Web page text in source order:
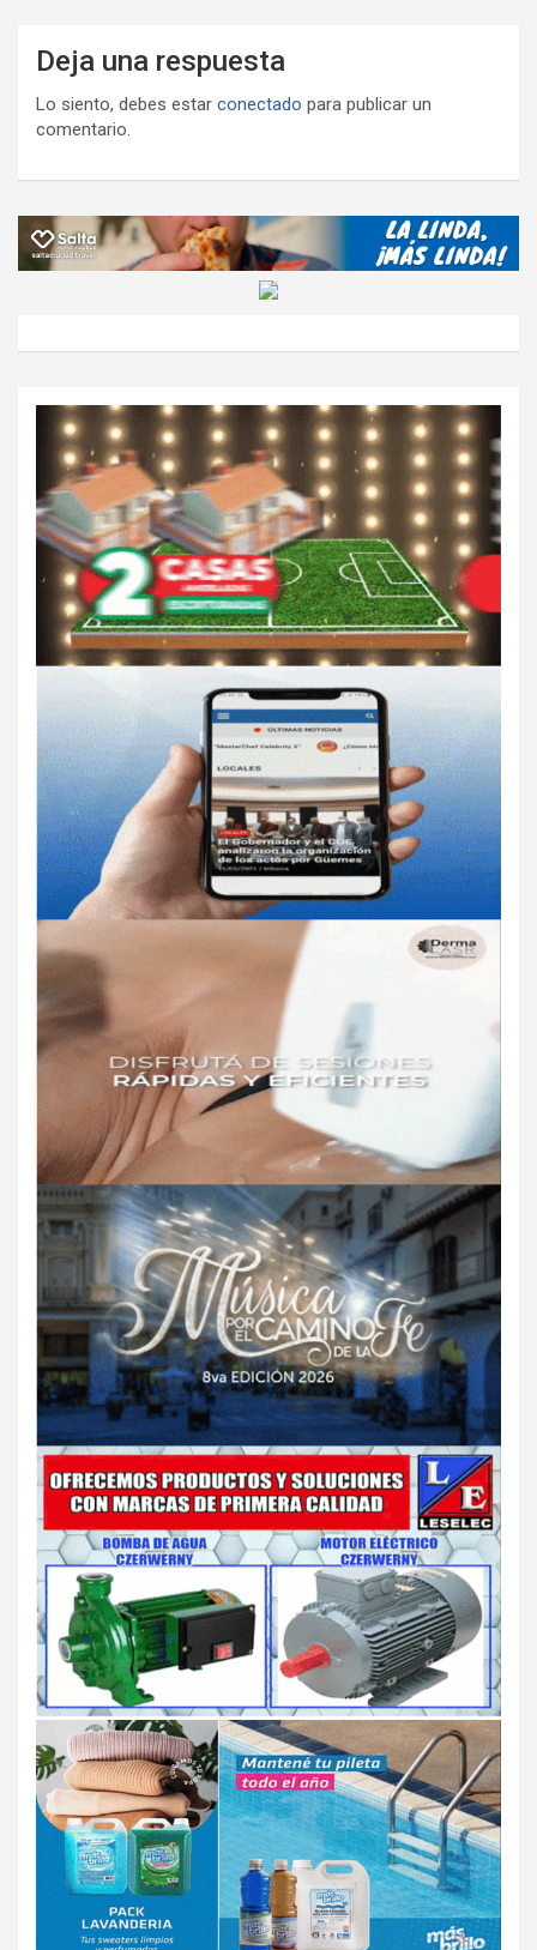
Deja una respuesta
Lo siento, debes estar conectado para publicar un
comentario.